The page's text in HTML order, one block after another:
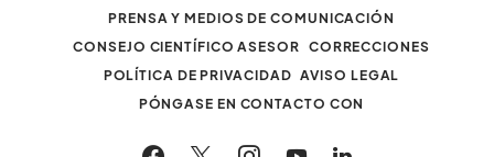
PRENSA Y MEDIOS DE COMUNICACIÓN
CONSEJO CIENTÍFICO ASESOR CORRECCIONES
POLÍTICA DE PRIVACIDAD AVISO LEGAL
PÓNGASE EN CONTACTO CON